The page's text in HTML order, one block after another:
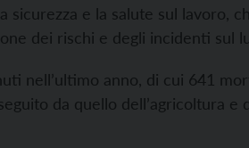
e la salute sul lavoro,
dei rischi e degli incidenti sul
nell’ultimo anno, di cui 641
da quello dell’agricoltura e